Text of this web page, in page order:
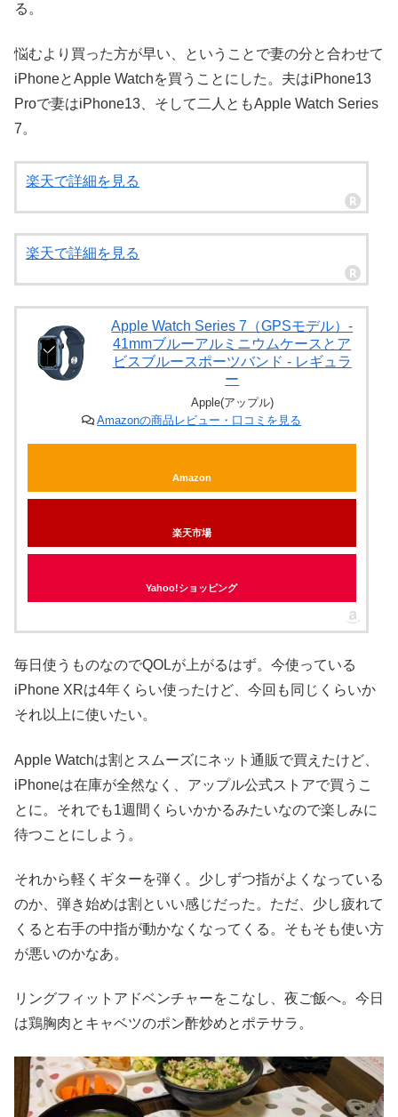
る。
悩むより買った方が早い、ということで妻の分と合わせて
iPhoneとApple Watchを買うことにした。夫はiPhone13
Proで妻はiPhone13、そして二人ともApple Watch Series
7。
楽天で詳細を見る
楽天で詳細を見る
Apple Watch Series 7（GPSモデル）-
41mmブルーアルミニウムケースとア
ビスブルースポーツバンド - レギュラ
ー
Apple(アップル)
Amazonの商品レビュー・口コミを見る
Amazon
楽天市場
Yahoo!ショッピング
毎日使うものなのでQOLが上がるはず。今使っている
iPhone XRは4年くらい使ったけど、今回も同じくらいか
それ以上に使いたい。
Apple Watchは割とスムーズにネット通販で買えたけど、
iPhoneは在庫が全然なく、アップル公式ストアで買うこ
とに。それでも1週間くらいかかるみたいなので楽しみに
待つことにしよう。
それから軽くギターを弾く。少しずつ指がよくなっている
のか、弾き始めは割といい感じだった。ただ、少し疲れて
くると右手の中指が動かなくなってくる。そもそも使い方
が悪いのかなあ。
リングフィットアドベンチャーをこなし、夜ご飯へ。今日
は鶏胸肉とキャベツのポン酢炒めとポテサラ。